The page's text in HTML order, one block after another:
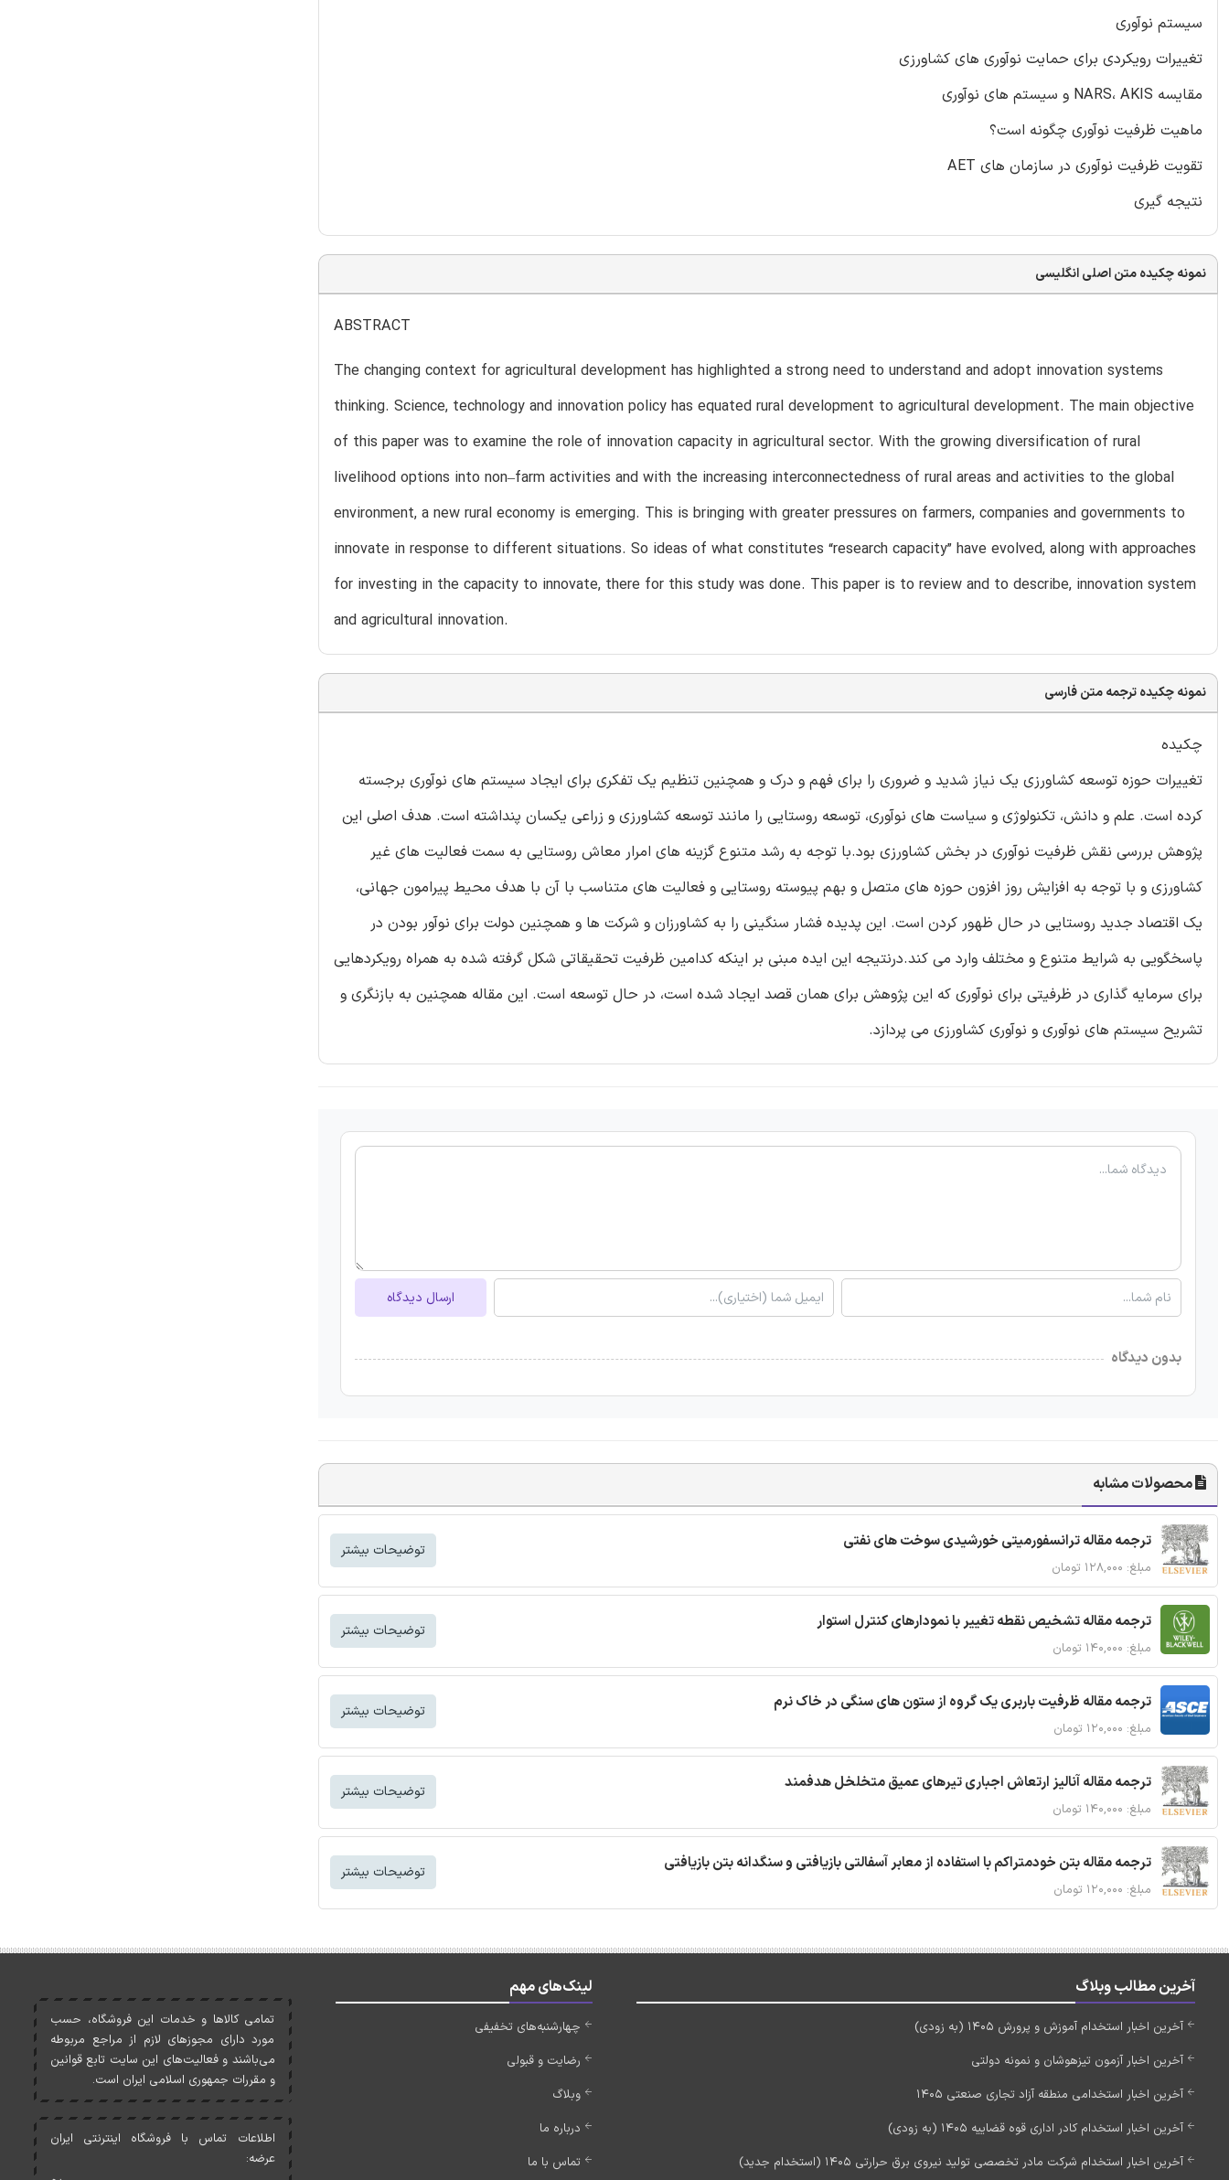
سیستم نوآوری
تغییرات رویکردی برای حمایت نوآوری های کشاورزی
مقایسه NARS، AKIS و سیستم های نوآوری
ماهیت ظرفیت نوآوری چگونه است؟
تقویت ظرفیت نوآوری در سازمان های AET
نتیجه گیری
نمونه چکیده متن اصلی انگلیسی
ABSTRACT
The changing context for agricultural development has highlighted a strong need to understand and adopt innovation systems
thinking. Science, technology and innovation policy has equated rural development to agricultural development. The main objective
of this paper was to examine the role of innovation capacity in agricultural sector. With the growing diversification of rural
livelihood options into non–farm activities and with the increasing interconnectedness of rural areas and activities to the global
environment, a new rural economy is emerging. This is bringing with greater pressures on farmers, companies and governments to
innovate in response to different situations. So ideas of what constitutes “research capacity” have evolved, along with approaches
for investing in the capacity to innovate, there for this study was done. This paper is to review and to describe, innovation system
and agricultural innovation.
نمونه چکیده ترجمه متن فارسی
چکیده
تغییرات حوزه توسعه کشاورزی یک نیاز شدید و ضروری را برای فهم و درک و همچنین تنظیم یک تفکری برای ایجاد سیستم های نوآوری برجسته
کرده است. علم و دانش، تکنولوژی و سیاست های نوآوری، توسعه روستایی را مانند توسعه کشاورزی و زراعی یکسان پنداشته است. هدف اصلی این
پژوهش بررسی نقش ظرفیت نوآوری در بخش کشاورزی بود.با توجه به رشد متنوع گزینه های امرار معاش روستایی به سمت فعالیت های غیر
کشاورزی و با توجه به افزایش روز افزون حوزه های متصل و بهم پیوسته روستایی و فعالیت های متناسب با آن با هدف محیط پیرامون جهانی،
یک اقتصاد جدید روستایی در حال ظهور کردن است. این پدیده فشار سنگینی را به کشاورزان و شرکت ها و همچنین دولت برای نوآور بودن در
پاسخگویی به شرایط متنوع و مختلف وارد می کند.درنتیجه این ایده مبنی بر اینکه کدامین ظرفیت تحقیقاتی شکل گرفته شده به همراه رویکردهایی
برای سرمایه گذاری در ظرفیتی برای نوآوری که این پژوهش برای همان قصد ایجاد شده است، در حال توسعه است. این مقاله همچنین به بازنگری و
تشریح سیستم های نوآوری و نوآوری کشاورزی می پردازد.
ارسال دیدگاه
بدون دیدگاه
محصولات مشابه
ترجمه مقاله ترانسفورمیتی خورشیدی سوخت های نفتی
مبلغ: ۱۲۸,۰۰۰ تومان
توضیحات بیشتر
ترجمه مقاله تشخیص نقطه تغییر با نمودارهای کنترل استوار
مبلغ: ۱۴۰,۰۰۰ تومان
توضیحات بیشتر
ترجمه مقاله ظرفیت باربری یک گروه از ستون های سنگی در خاک نرم
مبلغ: ۱۲۰,۰۰۰ تومان
توضیحات بیشتر
ترجمه مقاله آنالیز ارتعاش اجباری تیرهای عمیق متخلخل هدفمند
مبلغ: ۱۴۰,۰۰۰ تومان
توضیحات بیشتر
ترجمه مقاله بتن خودمتراکم با استفاده از معابر آسفالتی بازیافتی و سنگدانه بتن بازیافتی
مبلغ: ۱۲۰,۰۰۰ تومان
توضیحات بیشتر
آخرین مطالب وبلاگ
آخرین اخبار استخدام آموزش و پرورش 1405 (به زودی)
آخرین اخبار آزمون تیزهوشان و نمونه دولتی
آخرین اخبار استخدامی منطقه آزاد تجاری صنعتی 1405
آخرین اخبار استخدام کادر اداری قوه قضاییه 1405 (به زودی)
آخرین اخبار استخدام شرکت مادر تخصصی تولید نیروی برق حرارتی 1405 (استخدام جدید)
لینک‌های مهم
چهارشنبه‌های تخفیفی
رضایت و قبولی
وبلاگ
درباره ما
تماس با ما
تمامی کالاها و خدمات اين فروشگاه، حسب
مورد دارای مجوزهای لازم از مراجع مربوطه
می‌باشند و فعاليت‌های اين سايت تابع قوانين
و مقررات جمهوری اسلامی ايران است.
اطلاعات تماس با فروشگاه اینترنتی ایران
عرضه: